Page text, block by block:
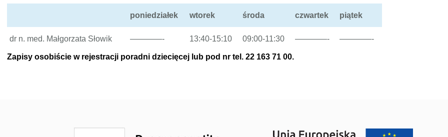
poniedziałek wtorek środa czwartek piątek
dr n. med. Małgorzata Słowik ————- 13:40-15:10 09:00-11:30 ————- ————-
Zapisy osobiście w rejestracji poradni dziecięcej lub pod nr tel. 22 163 71 00.